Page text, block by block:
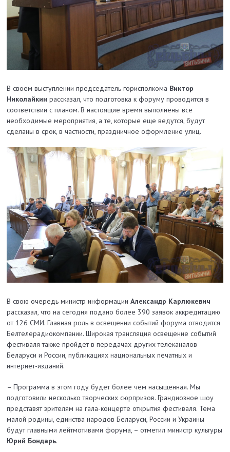
В своем выступлении председатель горисполкома Виктор
Николайкин рассказал, что подготовка к форуму проводится в
соответствии с планом. В настоящие время выполнены все
необходимые мероприятия, а те, которые еще ведутся, будут
сделаны в срок, в частности, праздничное оформление улиц.
В свою очередь министр информацииАлександр Карлюкевич
рассказал, что на сегодня подано более 390 заявок аккредитацию
от 126 СМИ. Главная роль в освещении событий форума отводится
Белтелерадиокомпании. Широкая трансляция освещение событий
фестиваля также пройдет в передачах других телеканалов
Беларуси и России, публикациях национальных печатных и
интернет-изданий.
– Программа в этом году будет более чем насыщенная. Мы
подготовили несколько творческих сюрпризов. Грандиозное шоу
представят зрителям на гала-концерте открытия фестиваля. Тема
малой родины, единства народов Беларуси, России и Украины
будут главными лейтмотивами форума, – отметил министр культуры
Юрий Бондарь.